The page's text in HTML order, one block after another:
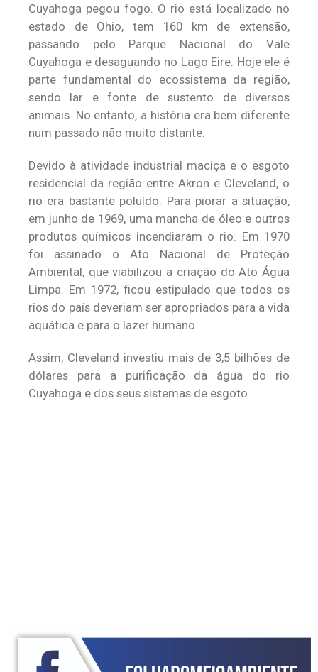
Cuyahoga pegou fogo. O rio está localizado no
estado de Ohio, tem 160 km de extensão,
passando pelo Parque Nacional do Vale
Cuyahoga e desaguando no Lago Eire. Hoje ele é
parte fundamental do ecossistema da região,
sendo lar e fonte de sustento de diversos
animais. No entanto, a história era bem diferente
num passado não muito distante.
Devido à atividade industrial maciça e o esgoto
residencial da região entre Akron e Cleveland, o
rio era bastante poluído. Para piorar a situação,
em junho de 1969, uma mancha de óleo e outros
produtos químicos incendiaram o rio. Em 1970
foi assinado o Ato Nacional de Proteção
Ambiental, que viabilizou a criação do Ato Água
Limpa. Em 1972, ficou estipulado que todos os
rios do país deveriam ser apropriados para a vida
aquática e para o lazer humano.
Assim, Cleveland investiu mais de 3,5 bilhões de
dólares para a purificação da água do rio
Cuyahoga e dos seus sistemas de esgoto.